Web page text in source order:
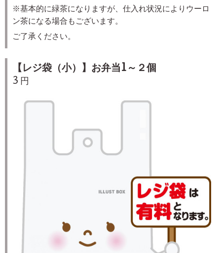
※基本的に緑茶になりますが、仕入れ状況によりウーロ
ン茶になる場合もございます。
ご了承ください。
【レジ袋（小）】お弁当1～２個
3 円